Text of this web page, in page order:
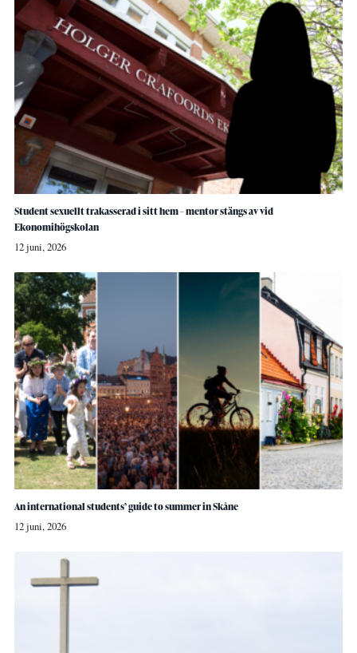
Student sexuellt trakasserad i sitt hem – mentor stängs av vid
Ekonomihögskolan
12 juni, 2026
An international students’ guide to summer in Skåne
12 juni, 2026